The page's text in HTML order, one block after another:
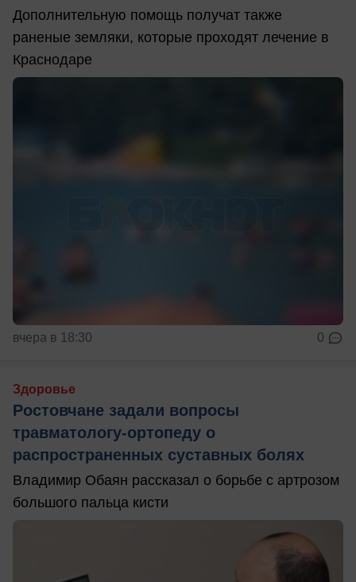
Дополнительную помощь получат также
раненые земляки, которые проходят лечение в
Краснодаре
вчера в 18:30 0
Здоровье
Ростовчане задали вопросы
травматологу-ортопеду о
распространенных суставных болях
Владимир Обаян рассказал о борьбе с артрозом
большого пальца кисти